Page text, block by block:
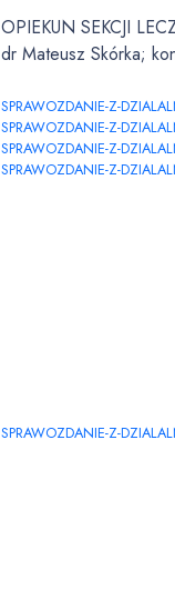
OPIEKUN SEKCJI
dr Mateusz Skórka;
SPRAWOZDANIE-Z-
SPRAWOZDANIE-Z-
SPRAWOZDANIE-Z-
SPRAWOZDANIE-Z-
SPRAWOZDANIE-Z-